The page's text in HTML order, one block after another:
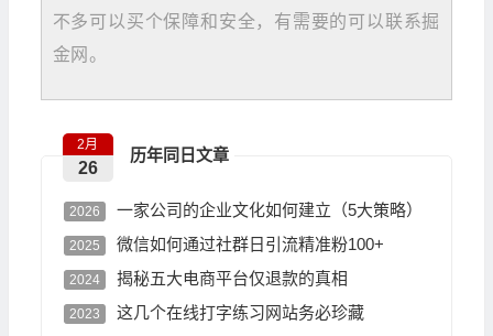
不多可以买个保障和安全，有需要的可以联系掘
金网。
历年同日文章
2月
26
2026 一家公司的企业文化如何建立（5大策略）
2025 微信如何通过社群日引流精准粉100+
2024 揭秘五大电商平台仅退款的真相
2023 这几个在线打字练习网站务必珍藏